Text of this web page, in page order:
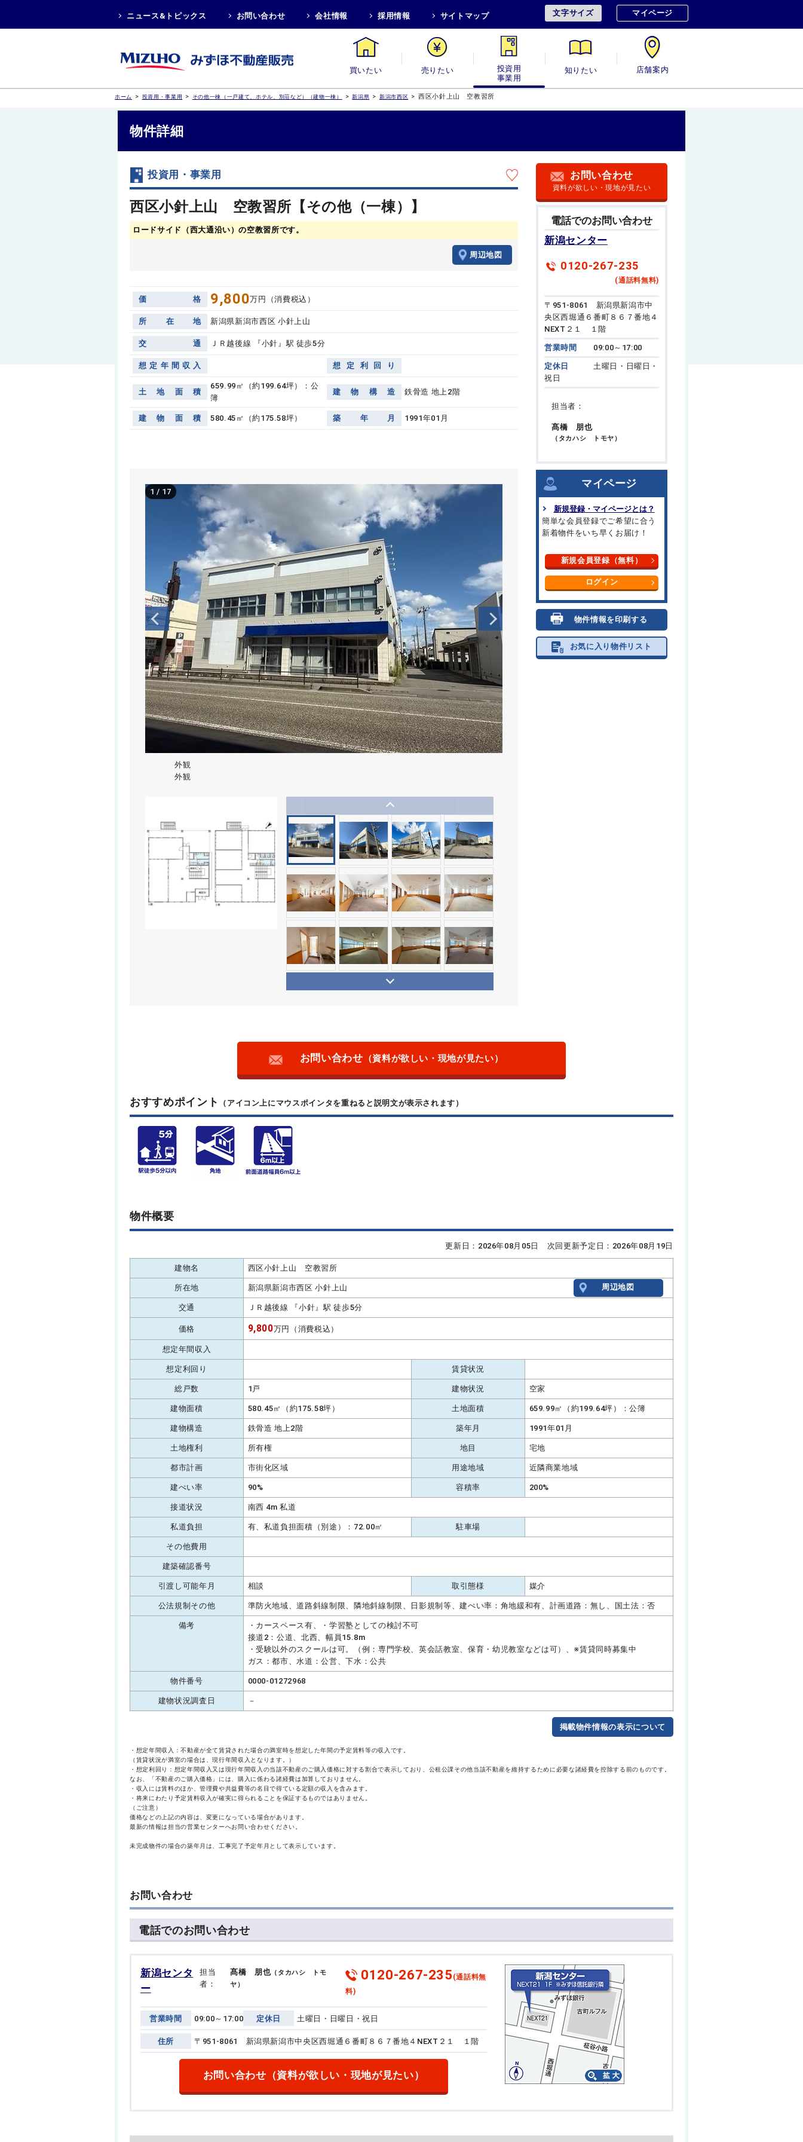
ニュース&トピックス お問い合わせ 会社情報 採用情報 サイトマップ 文字サイズ マイページ
買いたい 売りたい 投資用・事業用 知りたい 店舗案内
ホーム > 投資用・事業用 > その他一棟（一戸建て、ホテル、別荘など）（建物一棟） > 新潟県 > 新潟市西区 > 西区小針上山 空教習所
物件詳細
投資用・事業用
西区小針上山 空教習所【その他（一棟）】
ロードサイド（西大通沿い）の空教習所です。
周辺地図
価 格 9,800万円（消費税込）
所 在 地 新潟県新潟市西区 小針上山
交 通 ＪＲ越後線 『小針』駅 徒歩5分
想 定 年 間 収 入 想 定 利 回 り
土 地 面 積
659.99㎡（約199.64坪）：公
簿
建 物 構 造 鉄骨造 地上2階
建 物 面 積 580.45㎡（約175.58坪） 築 年 月 1991年01月
外観
外観
1 / 17
お問い合わせ
資料が欲しい・現地が見たい
電話でのお問い合わせ
新潟センター
0120-267-235
(通話料無料)
〒951-8061 新潟県新潟市中
央区西堀通６番町８６７番地４
NEXT２１ １階
営業時間 09:00～17:00
定休日
土曜日・日曜日・
祝日
担当者：
髙橋 朋也
（タカハシ トモヤ）
マイページ
新規登録・マイページとは？
簡単な会員登録でご希望に合う
新着物件をいち早くお届け！
新規会員登録（無料）
ログイン
物件情報を印刷する
お気に入り物件リスト
お問い合わせ （資料が欲しい・現地が見たい）
おすすめポイント （アイコン上にマウスポインタを重ねると説明文が表示されます）
物件概要
更新日：2026年08月05日 次回更新予定日：2026年08月19日
建物名 西区小針上山 空教習所
所在地 新潟県新潟市西区 小針上山 周辺地図
交通 ＪＲ越後線 『小針』駅 徒歩5分
価格 9,800万円（消費税込）
想定年間収入
想定利回り 賃貸状況
総戸数 1戸 建物状況 空家
建物面積 580.45㎡（約175.58坪） 土地面積 659.99㎡（約199.64坪）：公簿
建物構造 鉄骨造 地上2階 築年月 1991年01月
土地権利 所有権 地目 宅地
都市計画 市街化区域 用途地域 近隣商業地域
建ぺい率 90% 容積率 200%
接道状況 南西 4m 私道
私道負担 有、私道負担面積（別途）：72.00㎡ 駐車場
その他費用
建築確認番号
引渡し可能年月 相談 取引態様 媒介
公法規制その他 準防火地域、道路斜線制限、隣地斜線制限、日影規制等、建ぺい率：角地緩和有、計画道路：無し、国土法：否
備考
・カースペース有、・学習塾としての検討不可
接道2：公道、北西、幅員15.8m
・受験以外のスクールは可。（例：専門学校、英会話教室、保育・幼児教室などは可）、※賃貸同時募集中
ガス：都市、水道：公営、下水：公共
物件番号 0000-01272968
建物状況調査日 －
掲載物件情報の表示について
・想定年間収入：不動産が全て賃貸された場合の満室時を想定した年間の予定賃料等の収入です。
（賃貸状況が満室の場合は、現行年間収入となります。）
・想定利回り：想定年間収入又は現行年間収入の当該不動産のご購入価格に対する割合で表示しており、公租公課その他当該不動産を維持するために必要な諸経費を控除する前のものです。
なお、「不動産のご購入価格」には、購入に係わる諸経費は加算しておりません。
・収入には賃料のほか、管理費や共益費等の名目で得ている定額の収入を含みます。
・将来にわたり予定賃料収入が確実に得られることを保証するものではありません。
（ご注意）
価格などの上記の内容は、変更になっている場合があります。
最新の情報は担当の営業センターへお問い合わせください。
未完成物件の場合の築年月は、工事完了予定年月として表示しています。
お問い合わせ
電話でのお問い合わせ
新潟センタ
ー
担当
者：
髙橋 朋也（タカハシ トモ
ヤ）
0120-267-235(通話料無
料)
営業時間 09:00～17:00 定休日 土曜日・日曜日・祝日
住所 〒951-8061 新潟県新潟市中央区西堀通６番町８６７番地４ NEXT２１ １階
お問い合わせ （資料が欲しい・現地が見たい）